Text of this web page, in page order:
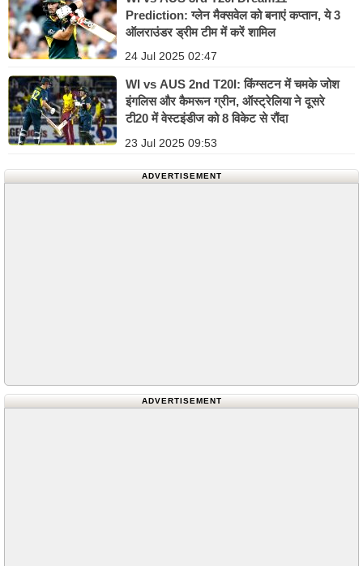
Prediction: ग्लेन मैक्सवेल को बनाएं कप्तान, ये 3
ऑलराउंडर ड्रीम टीम में करें शामिल
24 Jul 2025 02:47
WI vs AUS 2nd T20I: किंग्सटन में चमके जोश
इंगलिस और कैमरून ग्रीन, ऑस्ट्रेलिया ने दूसरे
टी20 में वेस्टइंडीज को 8 विकेट से रौंदा
23 Jul 2025 09:53
ADVERTISEMENT
ADVERTISEMENT